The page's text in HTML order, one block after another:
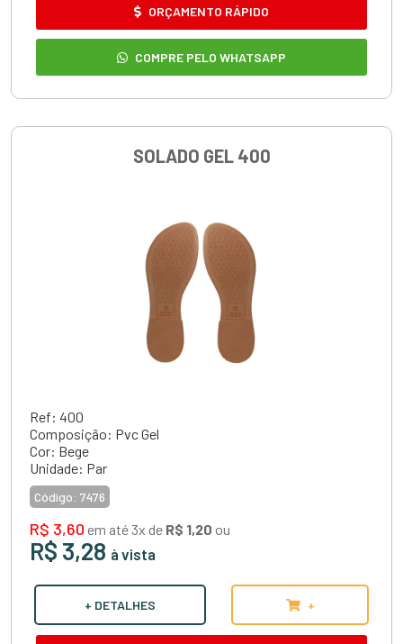
ORÇAMENTO RÁPIDO
COMPRE PELO WHATSAPP
SOLADO GEL 400
Ref: 400
Composição: Pvc Gel
Cor: Bege
Unidade: Par
Código: 7476
R$ 3,60 em até 3x de R$ 1,20 ou
R$ 3,28 à vista
+ DETALHES +